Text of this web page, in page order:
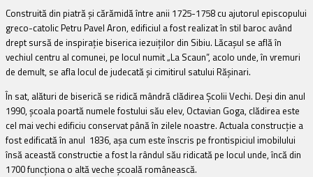
Construită din piatră şi cărămidă între anii 1725-1758 cu ajutorul episcopului
greco-catolic Petru Pavel Aron, edificiul a fost realizat în stil baroc având
drept sursă de inspiraţie biserica iezuiţilor din Sibiu. Lăcaşul se află în
vechiul centru al comunei, pe locul numit „La Scaun”, acolo unde, în vremuri
de demult, se afla locul de judecată şi cimitirul satului Răşinari.
În sat, alături de biserică se ridică mândră clădirea Şcolii Vechi. Deşi din anul
1990, şcoala poartă numele fostului său elev, Octavian Goga, clădirea este
cel mai vechi edificiu conservat până în zilele noastre. Actuala construcţie a
fost edificată în anul 1836, aşa cum este înscris pe frontispiciul imobilului
însă această constructie a fost la rândul său ridicată pe locul unde, încă din
1700 funcţiona o altă veche şcoală românească.